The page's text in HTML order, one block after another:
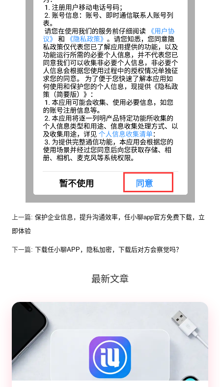
上一篇: 保护企业信息，提升沟通效率，任小聊app官方免费下载，立
即体验
下一篇: 下载任小聊APP，隐私加密，下载后对方会察觉吗？
最新文章